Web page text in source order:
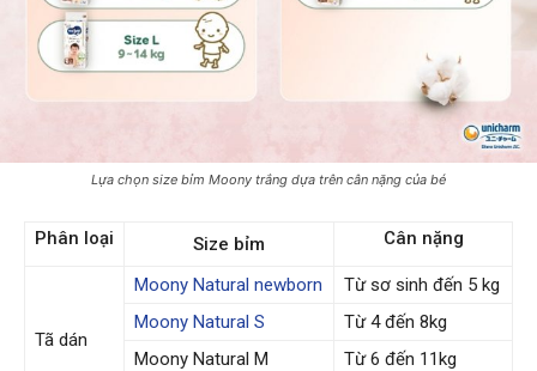
Lựa chọn size bỉm Moony trắng dựa trên cân nặng của bé
Phân loại Size bỉm Cân nặng
Tã dán
Moony Natural newborn
Từ sơ sinh đến 5 kg
Moony Natural S
Từ 4 đến 8kg
Moony Natural M
Từ 6 đến 11kg